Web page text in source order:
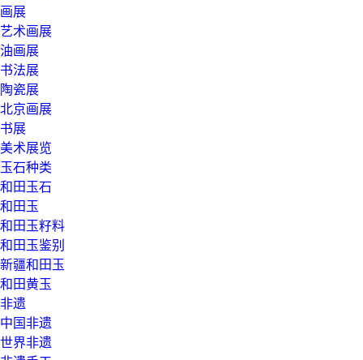
画展
艺术画展
油画展
书法展
陶瓷展
北京画展
书展
美术展览
玉石种类
和田玉石
和田玉
和田玉籽料
和田玉鉴别
新疆和田玉
和田黄玉
非遗
中国非遗
世界非遗